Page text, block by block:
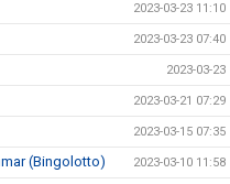
2023-03-23 11:10
2023-03-23 07:40
2023-03-23
2023-03-21 07:29
2023-03-15 07:35
(Bingolotto) 2023-03-10 11:58